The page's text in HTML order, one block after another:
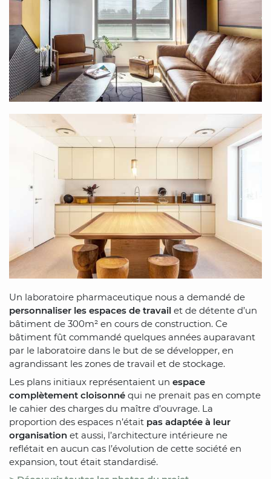
Un laboratoire pharmaceutique nous a demandé de
personnaliser les espaces de travail et de détente d’un
bâtiment de 300m² en cours de construction. Ce
bâtiment fût commandé quelques années auparavant
par le laboratoire dans le but de se développer, en
agrandissant les zones de travail et de stockage.
Les plans initiaux représentaient un espace
complètement cloisonné qui ne prenait pas en compte
le cahier des charges du maître d’ouvrage. La
proportion des espaces n’était pas adaptée à leur
organisation et aussi, l’architecture intérieure ne
reflétait en aucun cas l’évolution de cette société en
expansion, tout était standardisé.